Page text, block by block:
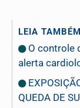
LEIA
O controle
alerta
QUEDA DE